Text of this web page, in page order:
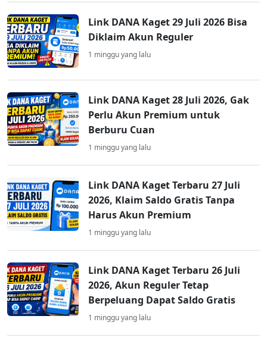
Link DANA Kaget 29 Juli 2026 Bisa
Diklaim Akun Reguler
1 minggu yang lalu
Link DANA Kaget 28 Juli 2026, Gak
Perlu Akun Premium untuk
Berburu Cuan
1 minggu yang lalu
Link DANA Kaget Terbaru 27 Juli
2026, Klaim Saldo Gratis Tanpa
Harus Akun Premium
1 minggu yang lalu
Link DANA Kaget Terbaru 26 Juli
2026, Akun Reguler Tetap
Berpeluang Dapat Saldo Gratis
1 minggu yang lalu